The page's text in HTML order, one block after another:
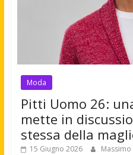
Moda
Pitti Uomo 26:
mette in
stessa della
15 Giugno 2026